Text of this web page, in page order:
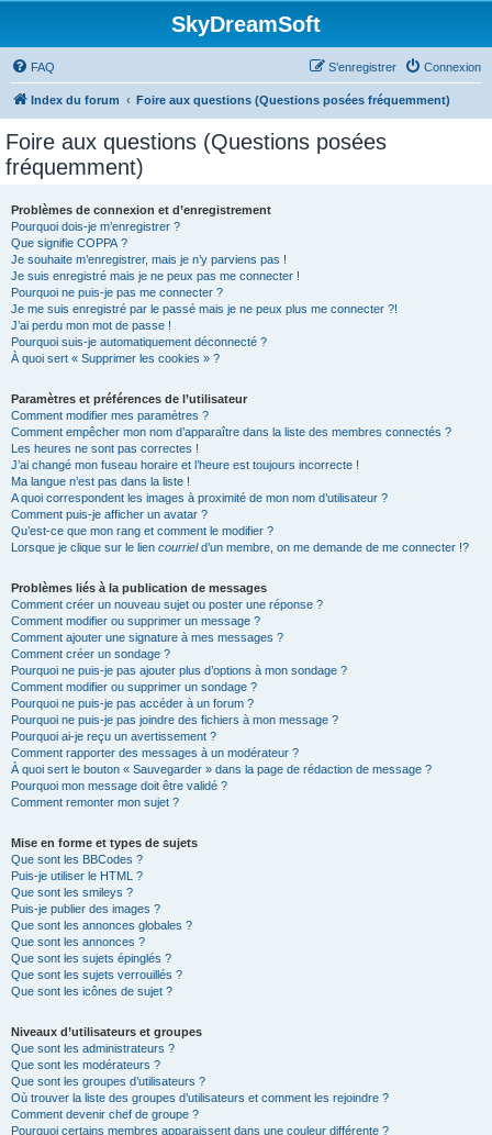
SkyDreamSoft
FAQ Connexion
S’enregistrer
Index du forum Foire aux questions (Questions posées fréquemment)
Foire aux questions (Questions posées
fréquemment)
Problèmes de connexion et d’enregistrement
Pourquoi dois-je m’enregistrer ?
Que signifie COPPA ?
Je souhaite m’enregistrer, mais je n’y parviens pas !
Je suis enregistré mais je ne peux pas me connecter !
Pourquoi ne puis-je pas me connecter ?
Je me suis enregistré par le passé mais je ne peux plus me connecter ?!
J’ai perdu mon mot de passe !
Pourquoi suis-je automatiquement déconnecté ?
À quoi sert « Supprimer les cookies » ?
Paramètres et préférences de l’utilisateur
Comment modifier mes paramètres ?
Comment empêcher mon nom d’apparaître dans la liste des membres connectés ?
Les heures ne sont pas correctes !
J’ai changé mon fuseau horaire et l’heure est toujours incorrecte !
Ma langue n’est pas dans la liste !
A quoi correspondent les images à proximité de mon nom d’utilisateur ?
Comment puis-je afficher un avatar ?
Qu’est-ce que mon rang et comment le modifier ?
Lorsque je clique sur le lien courrield’un membre, on me demande de me connecter !?
Problèmes liés à la publication de messages
Comment créer un nouveau sujet ou poster une réponse ?
Comment modifier ou supprimer un message ?
Comment ajouter une signature à mes messages ?
Comment créer un sondage ?
Pourquoi ne puis-je pas ajouter plus d’options à mon sondage ?
Comment modifier ou supprimer un sondage ?
Pourquoi ne puis-je pas accéder à un forum ?
Pourquoi ne puis-je pas joindre des fichiers à mon message ?
Pourquoi ai-je reçu un avertissement ?
Comment rapporter des messages à un modérateur ?
À quoi sert le bouton « Sauvegarder » dans la page de rédaction de message ?
Pourquoi mon message doit être validé ?
Comment remonter mon sujet ?
Mise en forme et types de sujets
Que sont les BBCodes ?
Puis-je utiliser le HTML ?
Que sont les smileys ?
Puis-je publier des images ?
Que sont les annonces globales ?
Que sont les annonces ?
Que sont les sujets épinglés ?
Que sont les sujets verrouillés ?
Que sont les icônes de sujet ?
Niveaux d’utilisateurs et groupes
Que sont les administrateurs ?
Que sont les modérateurs ?
Que sont les groupes d’utilisateurs ?
Où trouver la liste des groupes d’utilisateurs et comment les rejoindre ?
Comment devenir chef de groupe ?
Pourquoi certains membres apparaissent dans une couleur différente ?